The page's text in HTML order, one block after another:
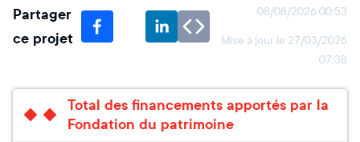
Partager
ce projet
08/08/2026 00:53
Mise à jour le 27/03/2026
07:38
Total des financements apportés par la
Fondation du patrimoine